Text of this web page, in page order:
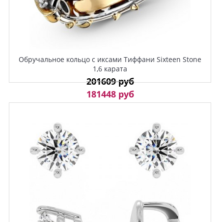
Обручальное кольцо с иксами Тиффани Sixteen Stone
1,6 карата
201609 руб
181448 руб